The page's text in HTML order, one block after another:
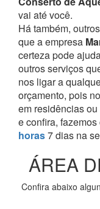
vai até você.
Há também,
que a empresa
certeza pode
outros serviços
nos ligar a
orçamento, pois
em residências
e confira,
horas7 dias na
ÁREA
Confira abaixo